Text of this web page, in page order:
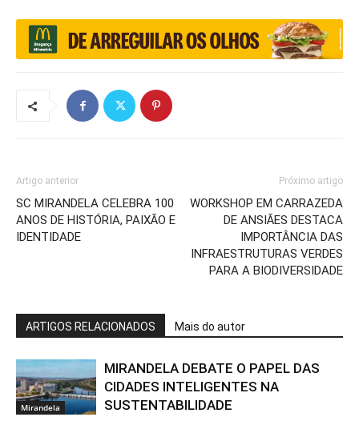
Artigo anterior
SC MIRANDELA CELEBRA 100
ANOS DE HISTÓRIA, PAIXÃO E
IDENTIDADE
Próximo artigo
WORKSHOP EM CARRAZEDA
DE ANSIÃES DESTACA
IMPORTÂNCIA DAS
INFRAESTRUTURAS VERDES
PARA A BIODIVERSIDADE
ARTIGOS RELACIONADOS Mais do autor
Mirandela
MIRANDELA DEBATE O PAPEL DAS
CIDADES INTELIGENTES NA
SUSTENTABILIDADE